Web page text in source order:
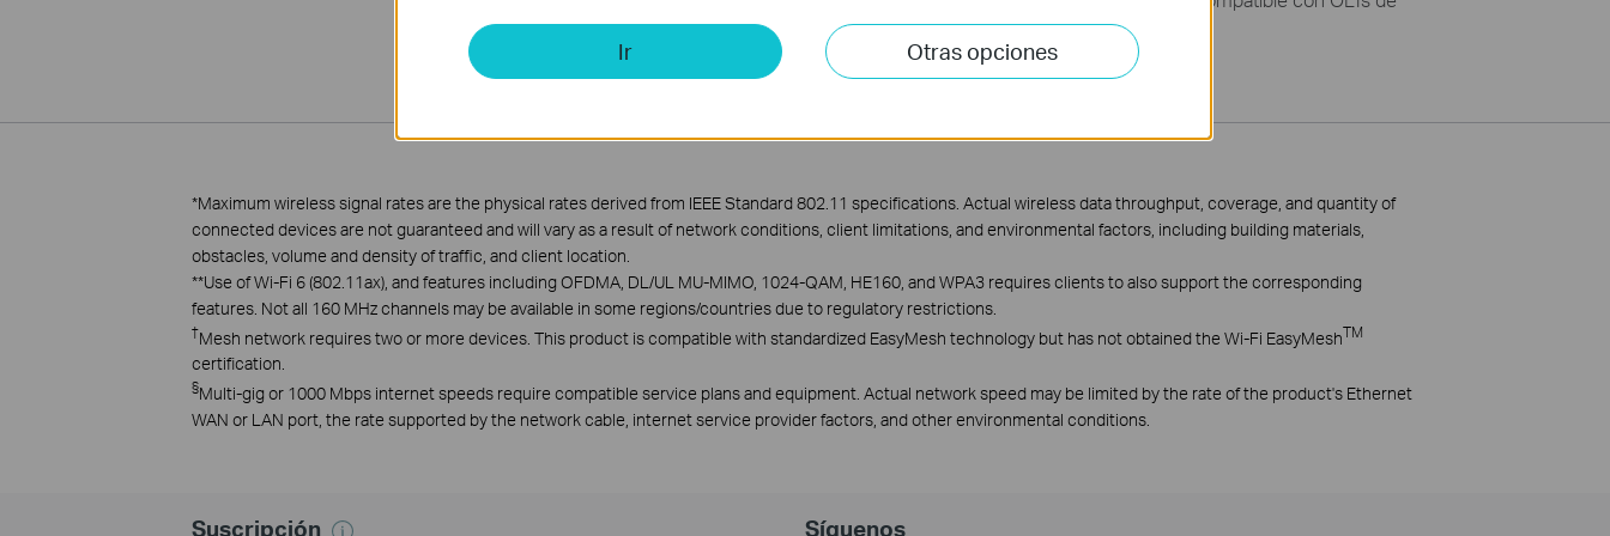
Terceros.
*Maximum wireless signal rates are the physical rates derived from IEEE Standard 802.11 specifications. Actual wireless data throughput, coverage, and quantity of
connected devices are not guaranteed and will vary as a result of network conditions, client limitations, and environmental factors, including building materials,
obstacles, volume and density of traffic, and client location.
**Use of Wi-Fi 6 (802.11ax), and features including OFDMA, DL/UL MU-MIMO, 1024-QAM, HE160, and WPA3 requires clients to also support the corresponding
features. Not all 160 MHz channels may be available in some regions/countries due to regulatory restrictions.
†Mesh network requires two or more devices. This product is compatible with standardized EasyMesh technology but has not obtained the Wi-Fi EasyMeshTM
certification.
§Multi-gig or 1000 Mbps internet speeds require compatible service plans and equipment. Actual network speed may be limited by the rate of the product's Ethernet
WAN or LAN port, the rate supported by the network cable, internet service provider factors, and other environmental conditions.
Suscripción Síguenos
Ir Otras opciones